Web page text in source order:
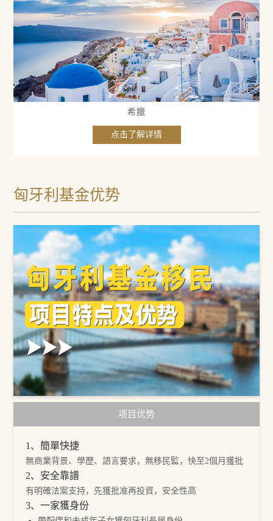
点击了解详情
匈牙利基金优势
项目优势
1、簡單快捷
無商業背景、學歷、語言要求，無移民監，快至2個月獲批
2、安全靠譜
有明確法案支持，先獲批准再投資，安全性高
3、一家獲身份